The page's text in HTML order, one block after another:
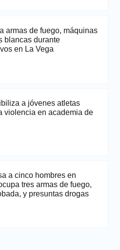
armas de fuego, máquinas
blancas durante
en La Vega
a jóvenes atletas
violencia en academia de
a cinco hombres en
tres armas de fuego,
y presuntas drogas